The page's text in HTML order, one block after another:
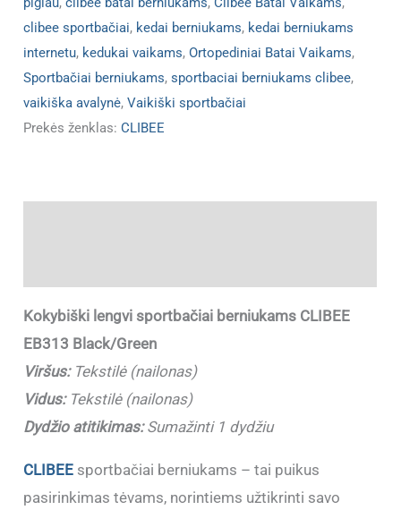
clibee sportbačiai, kedai berniukams, kedai berniukams
internetu, kedukai vaikams,Ortopediniai Batai Vaikams,
Sportbačiai berniukams,sportbaciai berniukams clibee,
vaikiška avalynė,Vaikiški sportbačiai
Prekės ženklas:CLIBEE
Kokybiški lengvi sportbačiai berniukams CLIBEE
EB313 Black/Green
Viršus:Tekstilė (nailonas)
Vidus:Tekstilė (nailonas)
Dydžio atitikimas:Sumažinti 1 dydžiu
CLIBEE sportbačiai berniukams – tai puikus
pasirinkimas tėvams, norintiems užtikrinti savo